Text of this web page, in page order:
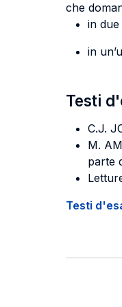
che
in
in
Testi
C.J.
M.
parte
Testi